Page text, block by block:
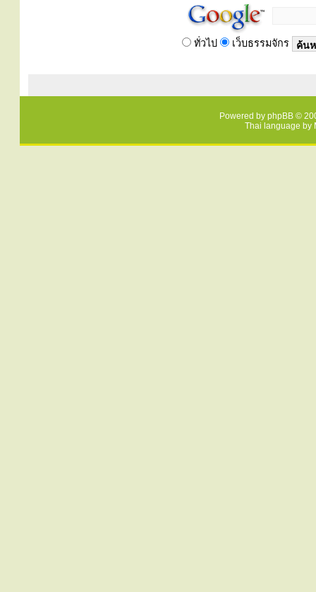
ทั่วไป เว็บธรรมจักร
Powered by phpBB ©
Thai language by